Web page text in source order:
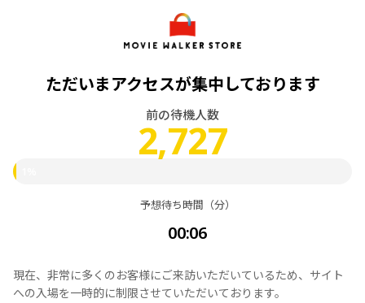
ただいまアクセスが集中しております
前の待機人数
2,727
予想待ち時間（分）
00:06
現在、非常に多くのお客様にご来訪いただいているため、サイト
への入場を一時的に制限させていただいております。